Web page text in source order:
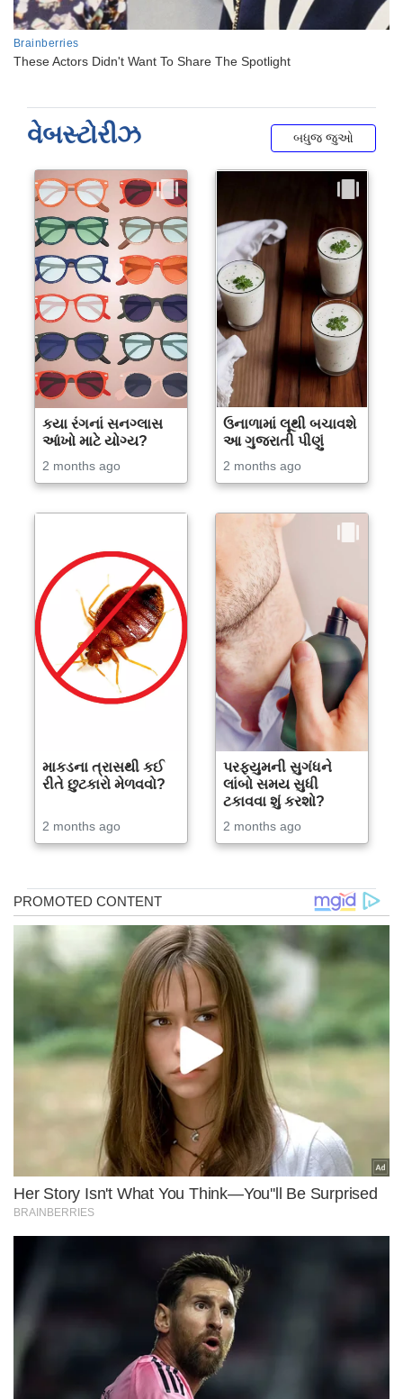
વેબસ્ટોરીઝ બધુજ જુઓ
કયા રંગનાં સનગ્લાસ
આંખો માટે યોગ્ય?
2 months ago
ઉનાળામાં લૂથી બચાવશે
આ ગુજરાતી પીણું
2 months ago
માકડના ત્રાસથી કઈ
રીતે છુટકારો મેળવવો?
2 months ago
પરફ્યુમની સુગંધને
લાંબો સમય સુધી
ટકાવવા શું કરશો?
2 months ago